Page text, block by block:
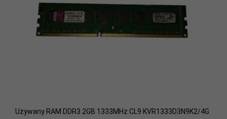
Używany RAM DDR3 2GB 1333MHz CL9 KVR1333D3N9K2/4G